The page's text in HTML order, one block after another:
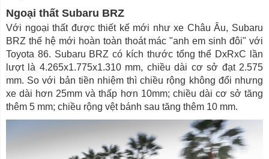
Ngoại thất Subaru BRZ
Với ngoại thất được thiết kế mới như xe Châu Âu, Subaru
BRZ thế hệ mới hoàn toàn thoát mác "anh em sinh đôi" với
Toyota 86. Subaru BRZ có kích thước tổng thể DxRxC lần
lượt là 4.265x1.775x1.310 mm, chiều dài cơ sở đạt 2.575
mm. So với bản tiền nhiệm thì chiều rộng không đổi nhưng
xe dài hơn 25mm và thấp hơn 10mm; chiều dài cơ sở tăng
thêm 5 mm; chiều rộng vệt bánh sau tăng thêm 10 mm.